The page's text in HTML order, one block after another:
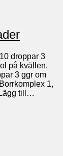
droppar 3
på kvällen.
3 ggr om
1,
till…